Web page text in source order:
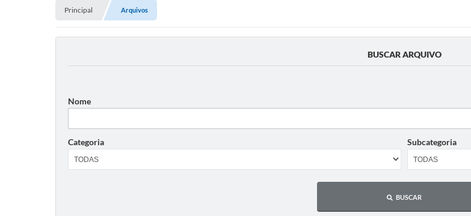
Principal Arquivos
BUSCAR ARQUIVO
Nome
Categoria Subcategoria
BUSCAR